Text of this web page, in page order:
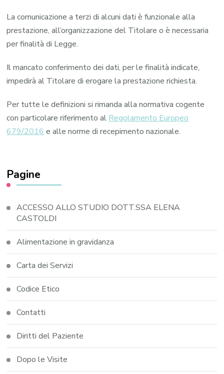
La comunicazione a terzi di alcuni dati è funzionale alla
prestazione, all’organizzazione del Titolare o è necessaria
per finalità di Legge.
Il mancato conferimento dei dati, per le finalità indicate,
impedirà al Titolare di erogare la prestazione richiesta.
Per tutte le definizioni si rimanda alla normativa cogente
con particolare riferimento al Regolamento Europeo
679/2016 e alle norme di recepimento nazionale.
Pagine
ACCESSO ALLO STUDIO DOTT.SSA ELENA
CASTOLDI
Alimentazione in gravidanza
Carta dei Servizi
Codice Etico
Contatti
Diritti del Paziente
Dopo le Visite